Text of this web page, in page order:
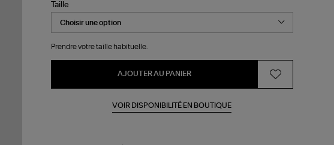
Taille
Prendre votre taille habituelle.
AJOUTER AU PANIER
VOIR DISPONIBILITÉ EN BOUTIQUE